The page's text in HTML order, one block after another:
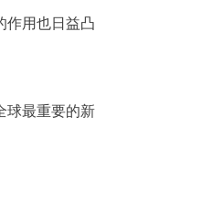
作用也日益凸
球最重要的新